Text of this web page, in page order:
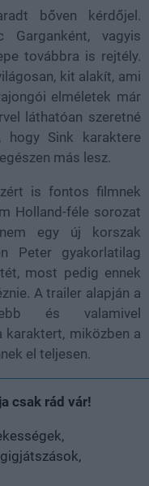
bőven kérdőjel.
vagyis
továbbra is rejtély.
kit alakít, ami
elméletek már
láthatóan szeretné
Sink karaktere
más lesz.
is fontos filmnek
Holland-féle sorozat
egy új korszak
Peter gyakorlatilag
most pedig ennek
A trailer alapján a
és valamivel
miközben a
el teljesen.
csak rád vár!